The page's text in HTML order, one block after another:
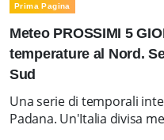
Prima Pagina
Meteo PROSSIMI 5
temperature al Nord.
Sud
Una serie di temporali
Padana. Un'Italia divisa